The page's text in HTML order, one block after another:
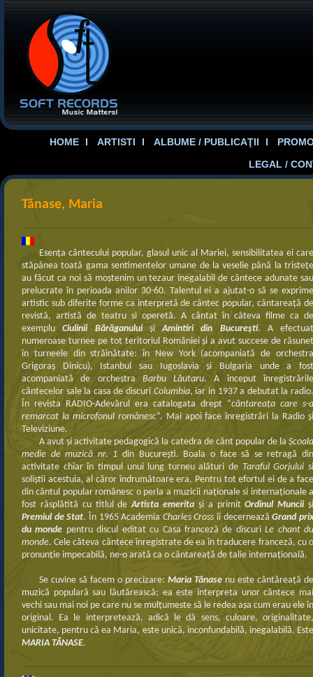
HOME ARTISTI ALBUME / PUBLICAŢII
LEGAL /
Tănase, Maria
Esenţa cântecului popular, glasul unic al Mariei, sensibilitatea ei care
stăpânea toată gama sentimentelor umane de la veselie până la tristeţe
au făcut ca noi să moştenim un tezaur inegalabil de cântece adunate sau
prelucrate în perioada anilor 30-60. Talentul ei a ajutat-o să se exprime
artistic sub diferite forme ca interpretă de cântec popular, cântareaţă de
revistă, artistă de teatru si operetă. A cântat în câteva filme ca de
exempluCiulinii BărăganuluişiAmintiri din Bucureşti. A efectuat
numeroase turnee pe tot teritoriul României şi a avut succese de răsunet
în turneele din străinătate: în New York (acompaniată de orchestra
Grigoraş Dinicu), Istanbul sau Iugoslavia şi Bulgaria unde a fost
acompaniată de orchestra Barbu Lăutaru. A început
cântecelor sale la casa de discuri Columbia, iar in 1937 a debutat la
În revista RADIO-Adevărul era catalogata drept “cântareaţa care s-a
remarcat la microfonul românesc“. Mai apoi face înregistrări la Radio
Televiziune.
A avut şi activitate pedagogică la catedra de cânt popular de la Şcoala
medie de muzică nr. 1 din Bucureşti. Boala o face să se retragă
activitate chiar în timpul unui lung turneu alături de Taraful Gorjului
soliştii acestuia, al căror îndrumătoare era. Pentru tot efortul ei de a face
din cântul popular românesc o perla a muzicii naţionale si internaţionale a
fost răsplătită cu titlul deArtista emerita şi a primitOrdinul Muncii
Premiul de Stat. În 1965 Academia Charles Cross îi decerneazăGrand
du monde pentru discul editat cu Casa franceză de discuriLe chant
monde. Cele câteva cântece înregistrate de ea în traducere franceză, cu o
pronunţie impecabilă, ne-o arată ca o cântareaţă de talie internaţională.
Se cuvine să facem o precizare: Maria Tănase nu este cântăreaţă de
muzică populară sau lăutărească; ea este interpreta unor cântece mai
vechi sau mai noi pe care nu se mulţumeste să le redea aşa cum erau ele în
original. Ea le interpretează, adică le dă sens, culoare, originalitate,
unicitate, pentru că ea Maria, este unică, inconfundabilă, inegalabilă. Este
MARIA TĂNASE.